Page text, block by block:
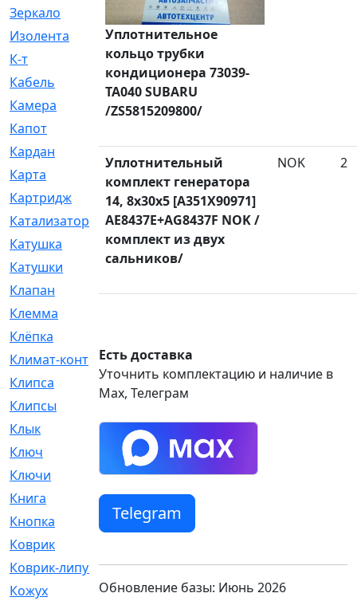
Зеркало
[369]
Изолента
[1]
К-т
[13]
Кабель
[50]
Камера
[4]
Капот
Кардан
[131]
Карта
[2]
Картридж
[250]
Катализатор
[1]
Катушка
[2]
Катушки
[291]
Клапан
[375]
Клемма
Клёпка
Климат-контроль
[3]
Клипса
[21]
Клипсы
[321]
Клык
[4]
Ключ
[2]
Ключи
[3]
Книга
[293]
Кнопка
[3]
Коврик
Коврик-липучка
[2]
Кожух
[4]
Уплотнительное
кольцо трубки
кондиционера 73039-
TA040 SUBARU
/ZS5815209800/
Уплотнительный
комплект генератора
14, 8x30x5 [A351X90971]
AE8437E+AG8437F NOK /
комплект из двух
сальников/
NOK 2
Есть доставка
Уточнить комплектацию и наличие в
Max, Телеграм
Telegram
Обновление базы: Июнь 2026